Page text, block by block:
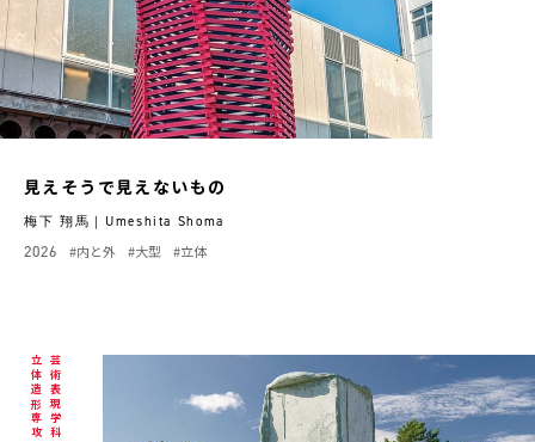
見えそうで見えないもの
梅下 翔馬｜Umeshita Shoma
2026 #内と外 #大型 #立体
芸術表現学科
立体造形専攻